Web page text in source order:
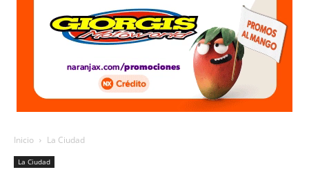
Inicio La Ciudad
La Ciudad